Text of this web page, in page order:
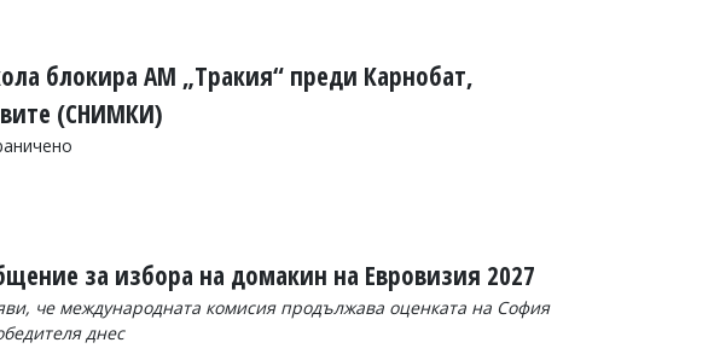
блокира АМ „Тракия“ преди Карнобат,
(СНИМКИ)
за избора на домакин на Евровизия 2027
че международната комисия продължава оценката на София
днес